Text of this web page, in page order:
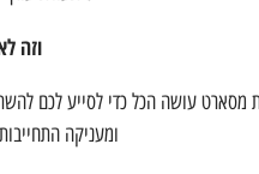
וזה
מסארט עושה הכל כדי לסייע לכם
ומעניקה